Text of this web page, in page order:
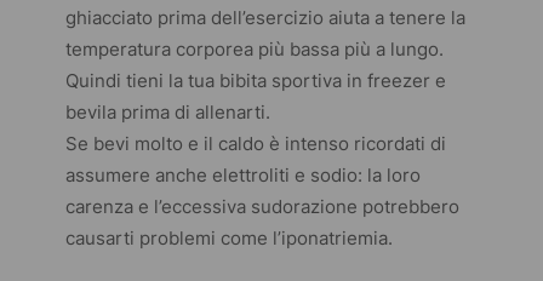
ghiacciato prima dell’esercizio aiuta a tenere la
temperatura corporea più bassa più a lungo.
Quindi tieni la tua bibita sportiva infreezer e
bevila prima di allenarti.
Se bevi molto e il caldo è intenso ricordati di
assumere anche elettroliti e sodio: la loro
carenza e l’eccessiva sudorazione potrebbero
causarti problemi come l’iponatriemia.